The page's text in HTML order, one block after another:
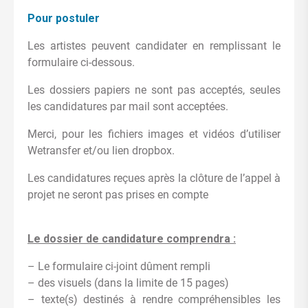
Pour postuler
Les artistes peuvent candidater en remplissant le
formulaire ci-dessous.
Les dossiers papiers ne sont pas acceptés, seules
les candidatures par mail sont acceptées.
Merci, pour les fichiers images et vidéos d’utiliser
Wetransfer et/ou lien dropbox.
Les candidatures reçues après la clôture de l’appel à
projet ne seront pas prises en compte
Le dossier de candidature comprendra :
– Le formulaire ci-joint dûment rempli
– des visuels (dans la limite de 15 pages)
– texte(s) destinés à rendre compréhensibles les